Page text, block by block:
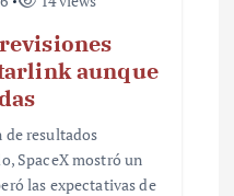
aunque
de resultados
SpaceX mostró un
las expectativas de